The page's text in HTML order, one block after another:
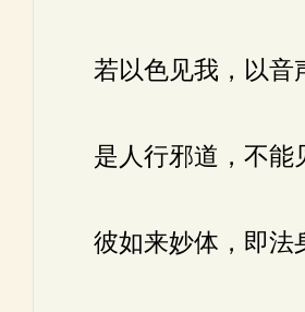
若以色见我，以音
是人行邪道，不能
彼如来妙体，即法